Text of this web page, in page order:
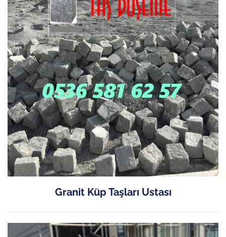
Granit Küp Taşları Ustası